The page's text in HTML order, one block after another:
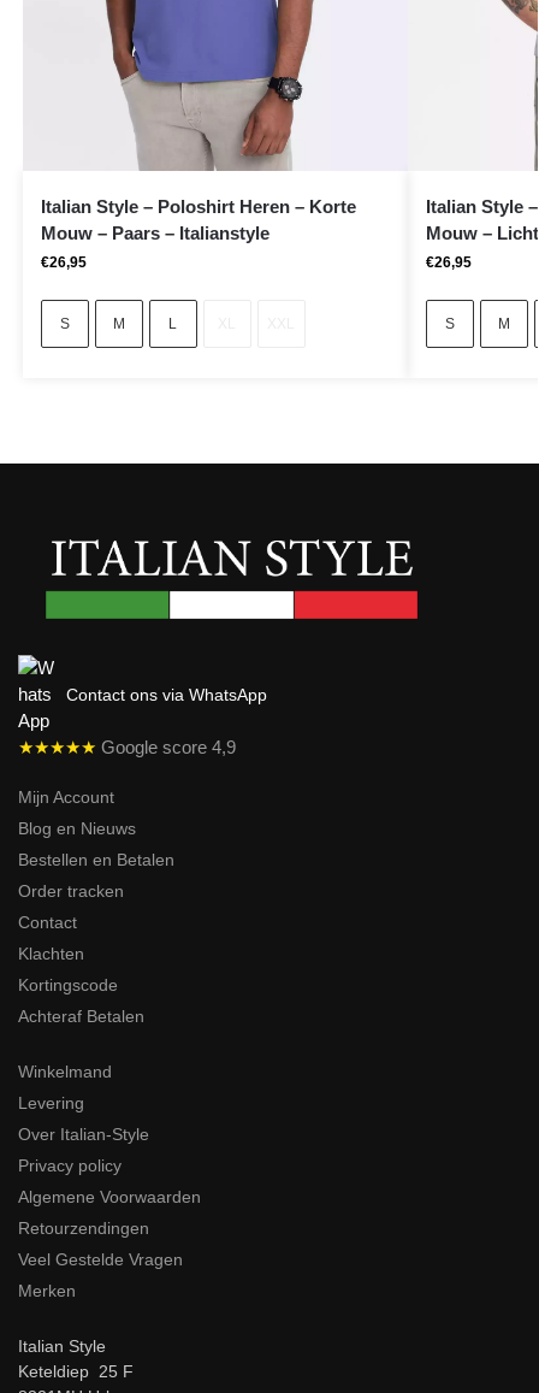
Italian Style – Poloshirt Heren – Korte
Mouw – Paars – Italianstyle
€26,95
S M L
Italian Style
Mouw –
€26,95
S M
Contact ons via WhatsApp
★★★★★ Google score 4,9
Mijn Account
Blog en Nieuws
Bestellen en Betalen
Order tracken
Contact
Klachten
Kortingscode
Achteraf Betalen
Winkelmand
Levering
Over Italian-Style
Privacy policy
Algemene Voorwaarden
Retourzendingen
Veel Gestelde Vragen
Merken
Italian Style
Keteldiep 25 F